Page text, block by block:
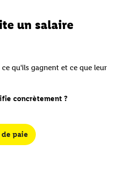
un salaire
qu'ils gagnent et ce que leur
concrètement ?
de paie